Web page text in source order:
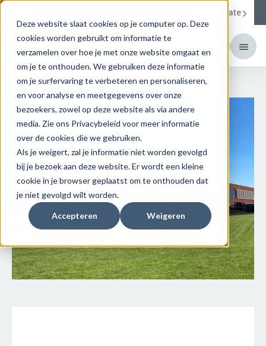
Deze website slaat cookies op je computer op. Deze
cookies worden gebruikt om informatie te
verzamelen over hoe je met onze website omgaat en
om je te onthouden. We gebruiken deze informatie
om je surfervaring te verbeteren en personaliseren,
en voor analyse en meetgegevens over onze
bezoekers, zowel op deze website als via andere
media. Zie ons Privacybeleid voor meer informatie
over de cookies die we gebruiken.
Als je weigert, zal je informatie niet worden gevolgd
bij je bezoek aan deze website. Er wordt een kleine
cookie in je browser geplaatst om te onthouden dat
je niet gevolgd wilt worden.
Accepteren Weigeren
Corporate